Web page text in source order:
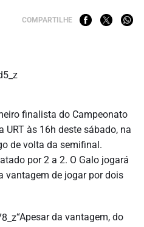
COMPARTILHE
finalista do Campeonato
URT às 16h deste sábado, na
de volta da semifinal.
por 2 a 2. O Galo jogará
vantagem de jogar por dois
“Apesar da vantagem, do